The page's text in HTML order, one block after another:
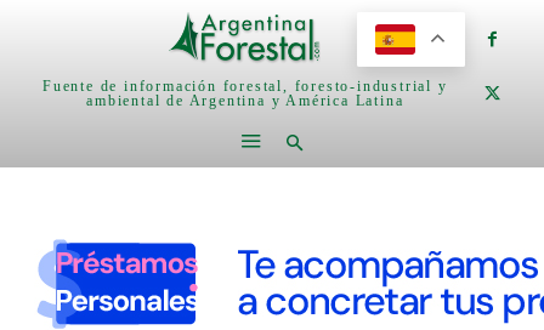
Fuente de información forestal, foresto-industrial y
ambiental de Argentina y América Latina